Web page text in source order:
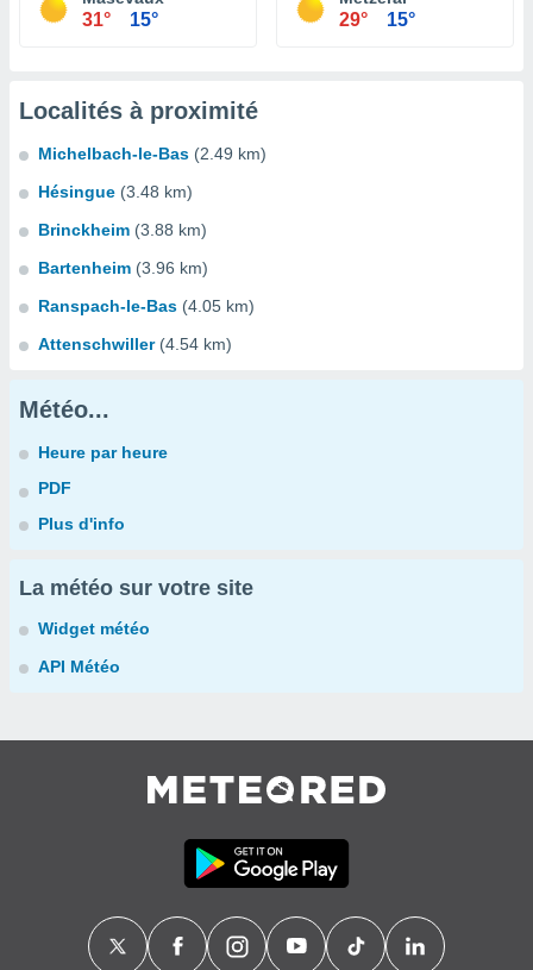
31° 15° 29° 15°
Localités à proximité
Michelbach-le-Bas (2.49 km)
Hésingue (3.48 km)
Brinckheim (3.88 km)
Bartenheim (3.96 km)
Ranspach-le-Bas (4.05 km)
Attenschwiller (4.54 km)
Météo...
Heure par heure
PDF
Plus d'info
La météo sur votre site
Widget météo
API Météo